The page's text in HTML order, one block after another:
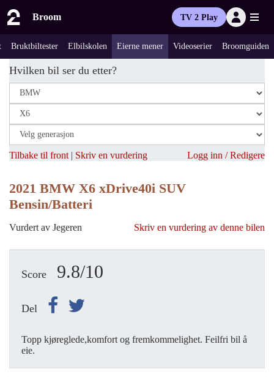
Broom TV 2 Play
Bruktbiltester Elbilskolen Eierne mener Videoserier Broomguiden
Hvilken bil ser du etter?
Tilbake til front | Skriv en vurdering Logg inn / Redigere
2021 BMW X6 xDrive40i SUV
Bensin/Batteri
Vurdert av Jegeren Skriv en vurdering av denne bilen
Score 9.8/10
Del
Topp kjøreglede,komfort og fremkommelighet. Feilfri bil å
eie.